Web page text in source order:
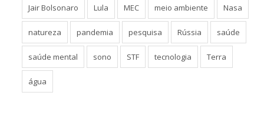
Jair Bolsonaro Lula MEC meio ambiente Nasa
natureza pandemia pesquisa Rússia saúde
saúde mental sono STF tecnologia Terra
água